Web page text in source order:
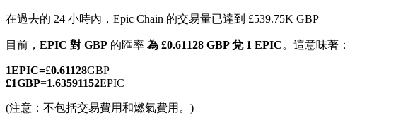
TradFi
在過去的 24 小時內，Epic Chain 的交易量已達到 £539.75K GBP
目前， EPIC 對 GBP 的匯率 為 £0.61128 GBP 兌 1 EPIC。這意味著：
1EPIC=£0.61128GBP
£1GBP=1.63591152EPIC
(注意：不包括交易費用和燃氣費用。)